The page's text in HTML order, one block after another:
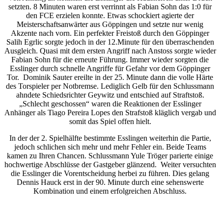
setzten. 8 Minuten waren erst verrinnt als Fabian Sohn das 1:0 für
den FCE erzielen konnte. Etwas schockiert agierte der
Meisterschaftsanwärter aus Göppingen und setzte nur wenig
Akzente nach vorn. Ein perfekter Freistoß durch den Göppinger
Salih Egrlic sorgte jedoch in der 12.Minute für den überraschenden
Ausgleich. Quasi mit dem ersten Angriff nach Anstoss sorgte wieder
Fabian Sohn für die erneute Führung. Immer wieder sorgten die
Esslinger durch schnelle Angriffe für Gefahr vor dem Göppinger
Tor. Dominik Sauter ereilte in der 25. Minute dann die volle Härte
des Torspieler per Notbremse. Lediglich Gelb für den Schlussmann
ahndete Schiedsrichter Geywitz und entschied auf Straftstoß.
„Schlecht geschossen“ waren die Reaktionen der Esslinger
Anhänger als Tiago Pereira Lopes den Strafstoß kläglich vergab und
somit das Spiel offen hielt.
In der der 2. Spielhälfte bestimmte Esslingen weiterhin die Partie,
jedoch schlichen sich mehr und mehr Fehler ein. Beide Teams
kamen zu Ihren Chancen. Schlussmann Yule Tröger parierte einige
hochwertige Abschlüsse der Gastgeber glänzend. Weiter versuchten
die Esslinger die Vorentscheidung herbei zu führen. Dies gelang
Dennis Hauck erst in der 90. Minute durch eine sehenswerte
Kombination und einem erfolgreichen Abschluss.